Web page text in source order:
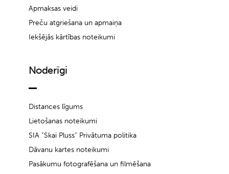
Apmaksas veidi
Preču atgriešana un apmaiņa
Iekšējās kārtības noteikumi
Noderīgi
Distances līgums
Lietošanas noteikumi
SIA “Skai Pluss” Privātuma politika
Dāvanu kartes noteikumi
Pasākumu fotografēšana un filmēšana